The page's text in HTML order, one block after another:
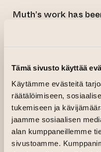
Tämä sivusto käyttää
Käytämme evästeitä
räätälöimiseen,
tukemiseen ja
jaamme sosiaalisen
alan kumppaneillemme
sivustoamme.
Muth’s work has
performed
Musée d’Art
Electronica (Linz), Le
(Gijón), the Museo
Museum der
Belvedere 21
taught at include
London
(2005–2017), and